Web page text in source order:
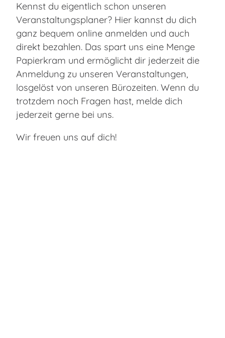
Kennst du eigentlich schon unseren
Veranstaltungsplaner? Hier kannst du dich
ganz bequem online anmelden und auch
direkt bezahlen. Das spart uns eine Menge
Papierkram und ermöglicht dir jederzeit die
Anmeldung zu unseren Veranstaltungen,
losgelöst von unseren Bürozeiten. Wenn du
trotzdem noch Fragen hast, melde dich
jederzeit gerne bei uns.
Wir freuen uns auf dich!